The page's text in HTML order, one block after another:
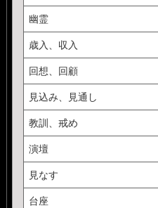
幽霊
歳入、収入
回想、回顧
見込み、見通し
教訓、戒め
演壇
見なす
台座